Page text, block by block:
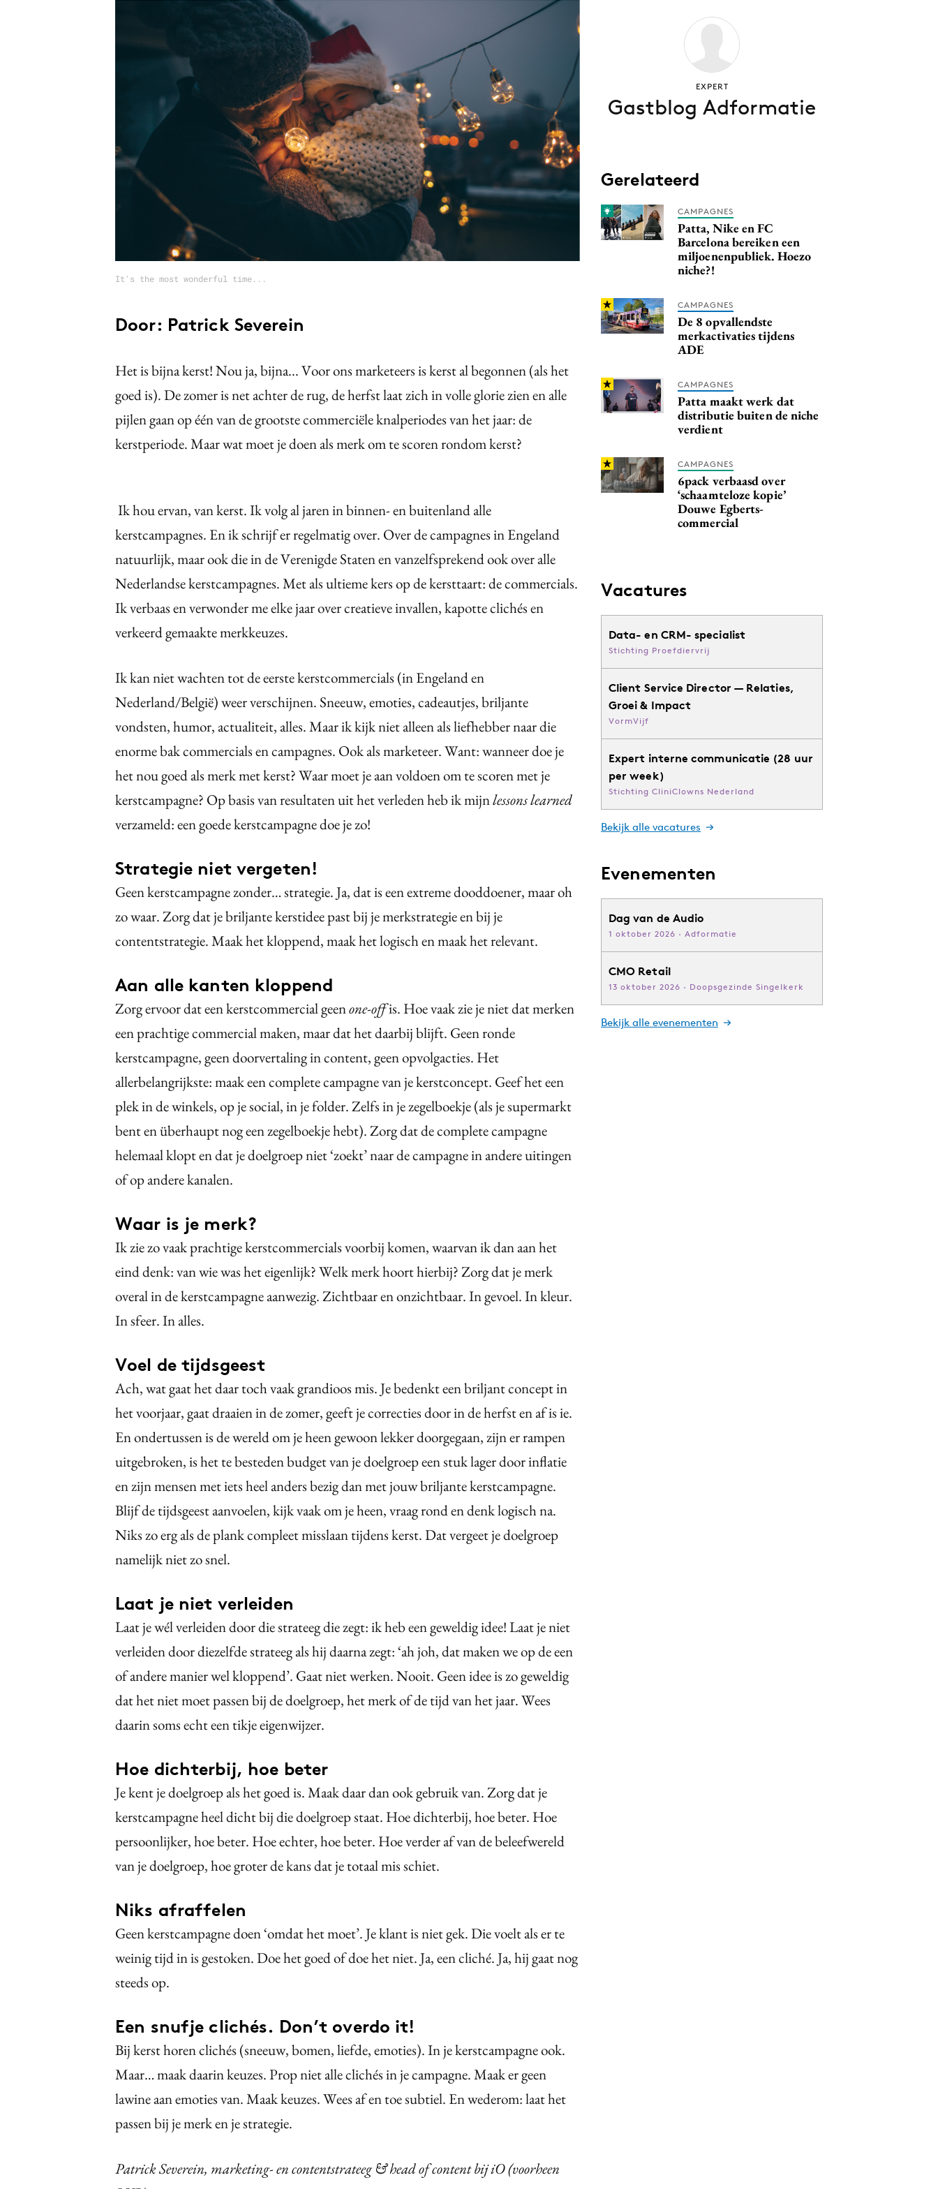
Gedragsverandering
Influencer marketing
Interne communicatie
Martech
Purpose Marketing
Reputatie & crisis
It's the most wonderful time...
Door: Patrick Severein
Het is bijna kerst! Nou ja, bijna... Voor ons marketeers is kerst al begonnen (als het
goed is). De zomer is net achter de rug, de herfst laat zich in volle glorie zien en alle
pijlen gaan op één van de grootste commerciële knalperiodes van het jaar: de
kerstperiode. Maar wat moet je doen als merk om te scoren rondom kerst?
Ik hou ervan, van kerst. Ik volg al jaren in binnen- en buitenland alle
kerstcampagnes. En ik schrijf er regelmatig over. Over de campagnes in Engeland
natuurlijk, maar ook die in de Verenigde Staten en vanzelfsprekend ook over alle
Nederlandse kerstcampagnes. Met als ultieme kers op de kersttaart: de commercials.
Ik verbaas en verwonder me elke jaar over creatieve invallen, kapotte clichés en
verkeerd gemaakte merkkeuzes.
Ik kan niet wachten tot de eerste kerstcommercials (in Engeland en
Nederland/België) weer verschijnen. Sneeuw, emoties, cadeautjes, briljante
vondsten, humor, actualiteit, alles. Maar ik kijk niet alleen als liefhebber naar die
enorme bak commercials en campagnes. Ook als marketeer. Want: wanneer doe je
het nou goed als merk met kerst? Waar moet je aan voldoen om te scoren met je
kerstcampagne? Op basis van resultaten uit het verleden heb ik mijnlessons learned
verzameld: een goede kerstcampagne doe je zo!
Strategie niet vergeten!
Geen kerstcampagne zonder… strategie. Ja, dat is een extreme dooddoener, maar oh
zo waar. Zorg dat je briljante kerstidee past bij je merkstrategie en bij je
contentstrategie. Maak het kloppend, maak het logisch en maak het relevant.
Aan alle kanten kloppend
Zorg ervoor dat een kerstcommercial geenone-offis. Hoe vaak zie je niet dat merken
een prachtige commercial maken, maar dat het daarbij blijft. Geen ronde
kerstcampagne, geen doorvertaling in content, geen opvolgacties. Het
allerbelangrijkste: maak een complete campagne van je kerstconcept. Geef het een
plek in de winkels, op je social, in je folder. Zelfs in je zegelboekje (als je supermarkt
bent en überhaupt nog een zegelboekje hebt). Zorg dat de complete campagne
helemaal klopt en dat je doelgroep niet ‘zoekt’ naar de campagne in andere uitingen
of op andere kanalen.
Waar is je merk?
Ik zie zo vaak prachtige kerstcommercials voorbij komen, waarvan ik dan aan het
eind denk: van wie was het eigenlijk? Welk merk hoort hierbij? Zorg dat je merk
overal in de kerstcampagne aanwezig. Zichtbaar en onzichtbaar. In gevoel. In kleur.
In sfeer. In alles.
Voel de tijdsgeest
Ach, wat gaat het daar toch vaak grandioos mis. Je bedenkt een briljant concept in
het voorjaar, gaat draaien in de zomer, geeft je correcties door in de herfst en af is ie.
En ondertussen is de wereld om je heen gewoon lekker doorgegaan, zijn er rampen
uitgebroken, is het te besteden budget van je doelgroep een stuk lager door inflatie
en zijn mensen met iets heel anders bezig dan met jouw briljante kerstcampagne.
Blijf de tijdsgeest aanvoelen, kijk vaak om je heen, vraag rond en denk logisch na.
Niks zo erg als de plank compleet misslaan tijdens kerst. Dat vergeet je doelgroep
namelijk niet zo snel.
Laat je niet verleiden
Laat je wél verleiden door die strateeg die zegt: ik heb een geweldig idee! Laat je niet
verleiden door diezelfde strateeg als hij daarna zegt: ‘ah joh, dat maken we op de een
of andere manier wel kloppend’. Gaat niet werken. Nooit. Geen idee is zo geweldig
dat het niet moet passen bij de doelgroep, het merk of de tijd van het jaar. Wees
daarin soms echt een tikje eigenwijzer.
Hoe dichterbij, hoe beter
Je kent je doelgroep als het goed is. Maak daar dan ook gebruik van. Zorg dat je
kerstcampagne heel dicht bij die doelgroep staat. Hoe dichterbij, hoe beter. Hoe
persoonlijker, hoe beter. Hoe echter, hoe beter. Hoe verder af van de beleefwereld
van je doelgroep, hoe groter de kans dat je totaal mis schiet.
Niks afraffelen
Geen kerstcampagne doen ‘omdat het moet’. Je klant is niet gek. Die voelt als er te
weinig tijd in is gestoken. Doe het goed of doe het niet. Ja, een cliché. Ja, hij gaat nog
steeds op.
Een snufje clichés. Don’t overdo it!
Bij kerst horen clichés (sneeuw, bomen, liefde, emoties). In je kerstcampagne ook.
Maar… maak daarin keuzes. Prop niet alle clichés in je campagne. Maak er geen
lawine aan emoties van. Maak keuzes. Wees af en toe subtiel. En wederom: laat het
passen bij je merk en je strategie.
Patrick Severein, marketing- en contentstrateeg & head of content bij iO (voorheen
EXPERT
Gastblog Adformatie
Gerelateerd
CAMPAGNES
Patta, Nike en FC
Barcelona bereiken een
miljoenenpubliek. Hoezo
niche?!
CAMPAGNES
De 8 opvallendste
merkactivaties tijdens
ADE
CAMPAGNES
Patta maakt werk dat
distributie buiten de niche
verdient
CAMPAGNES
6pack verbaasd over
‘schaamteloze kopie’
Douwe Egberts-
commercial
Vacatures
Data- en CRM- specialist
Stichting Proefdiervrij
Client Service Director — Relaties,
Groei & Impact
VormVijf
Expert interne communicatie (28 uur
per week)
Stichting CliniClowns Nederland
Bekijk alle vacatures
Evenementen
Dag van de Audio
1 oktober 2026 · Adformatie
CMO Retail
13 oktober 2026 · Doopsgezinde Singelkerk
Bekijk alle evenementen